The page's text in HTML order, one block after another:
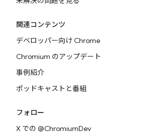
関連コンテンツ
デベロッパー向け Chrome
Chromium のアップデート
事例紹介
ポッドキャストと番組
フォロー
X での @ChromiumDev